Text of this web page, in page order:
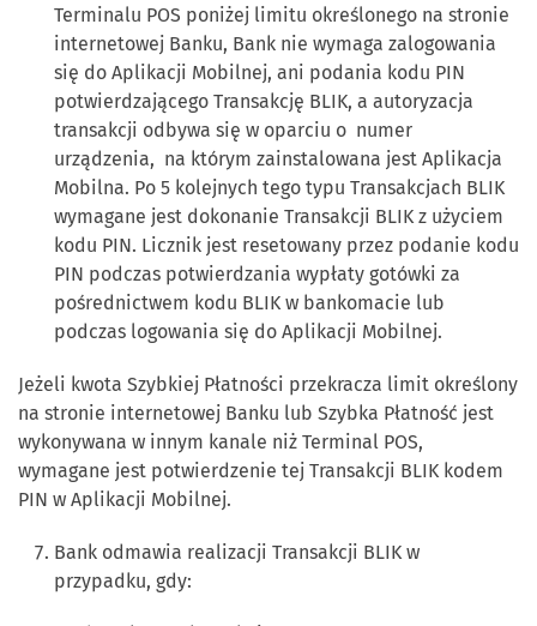
Terminalu POS poniżej limitu określonego na stronie
internetowej Banku, Bank nie wymaga zalogowania
się do Aplikacji Mobilnej, ani podania kodu PIN
potwierdzającego Transakcję BLIK, a autoryzacja
transakcji odbywa się w oparciu o numer
urządzenia, na którym zainstalowana jest Aplikacja
Mobilna. Po 5 kolejnych tego typu Transakcjach BLIK
wymagane jest dokonanie Transakcji BLIK z użyciem
kodu PIN. Licznik jest resetowany przez podanie kodu
PIN podczas potwierdzania wypłaty gotówki za
pośrednictwem kodu BLIK w bankomacie lub
podczas logowania się do Aplikacji Mobilnej.
Jeżeli kwota Szybkiej Płatności przekracza limit określony
na stronie internetowej Banku lub Szybka Płatność jest
wykonywana w innym kanale niż Terminal POS,
wymagane jest potwierdzenie tej Transakcji BLIK kodem
PIN w Aplikacji Mobilnej.
Bank odmawia realizacji Transakcji BLIK w
przypadku, gdy: